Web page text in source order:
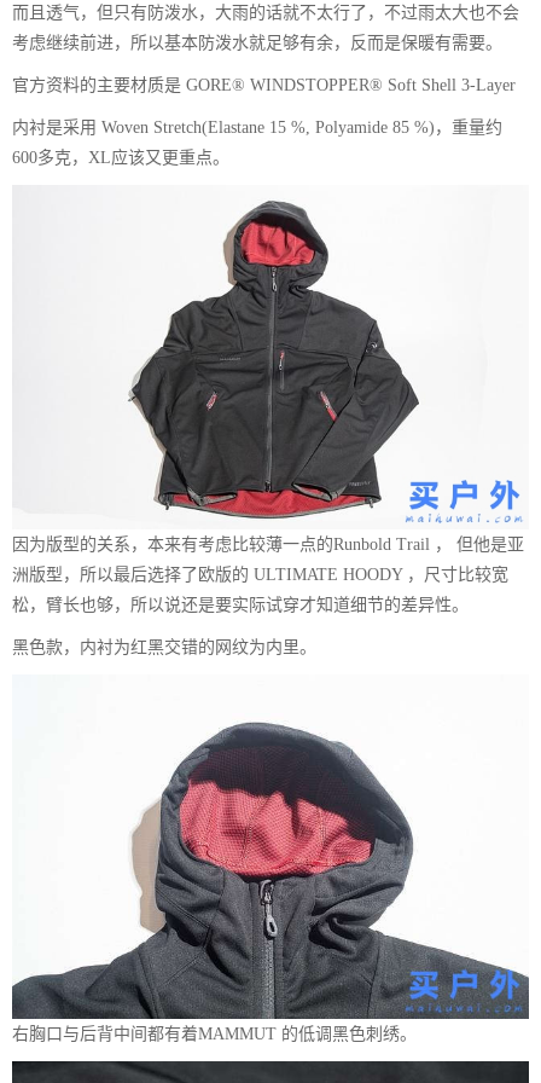
而且透气，但只有防泼水，大雨的话就不太行了，不过雨太大也不会
考虑继续前进，所以基本防泼水就足够有余，反而是保暖有需要。
官方资料的主要材质是 GORE® WINDSTOPPER® Soft Shell 3-Layer
内衬是采用 Woven Stretch(Elastane 15 %, Polyamide 85 %)，重量约
600多克，XL应该又更重点。
因为版型的关系，本来有考虑比较薄一点的Runbold Trail ， 但他是亚
洲版型，所以最后选择了欧版的 ULTIMATE HOODY ，尺寸比较宽
松，臂长也够，所以说还是要实际试穿才知道细节的差异性。
黑色款，内衬为红黑交错的网纹为内里。
右胸口与后背中间都有着MAMMUT 的低调黑色刺绣。